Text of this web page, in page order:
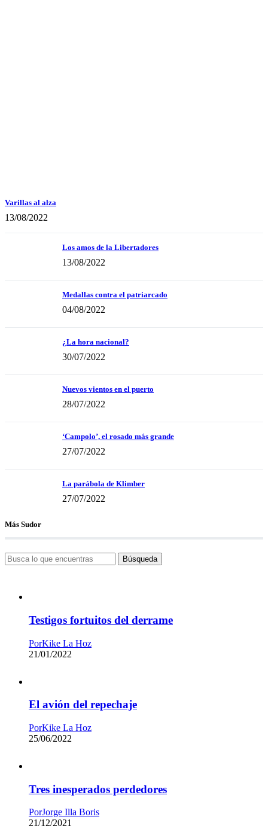
Varillas al alza
13/08/2022
Los amos de la Libertadores
13/08/2022
Medallas contra el patriarcado
04/08/2022
¿La hora nacional?
30/07/2022
Nuevos vientos en el puerto
28/07/2022
‘Campolo’, el rosado más grande
27/07/2022
La parábola de Klimber
27/07/2022
Más Sudor
Búsqueda
Testigos fortuitos del derrame
PorKike La Hoz
21/01/2022
El avión del repechaje
PorKike La Hoz
25/06/2022
Tres inesperados perdedores
PorJorge Illa Boris
21/12/2021